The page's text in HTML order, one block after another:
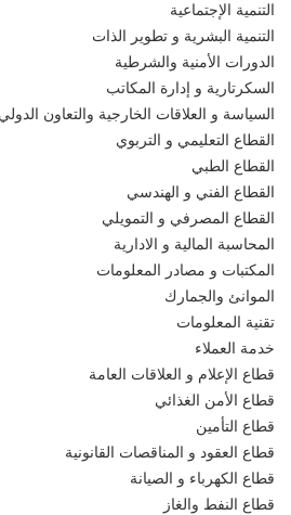
التنمية الإجتماعية
التنمية البشرية و تطوير الذات
الدورات الأمنية والشرطية
السكرتارية و إدارة المكاتب
السياسة و العلاقات الخارجية والتعاون الدولي
القطاع التعليمي و التربوي
القطاع الطبي
القطاع الفني و الهندسي
القطاع المصرفي و التمويلي
المحاسبة المالية و الادارية
المكتبات و مصادر المعلومات
الموانئ والجمارك
تقنية المعلومات
خدمة العملاء
قطاع الإعلام و العلاقات العامة
قطاع الأمن الغذائي
قطاع التأمين
قطاع العقود و المناقصات القانونية
قطاع الكهرباء و الصيانة
قطاع النفط والغاز